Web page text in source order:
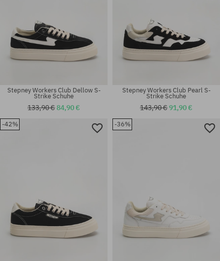
Stepney Workers Club Dellow S-
Strike Schuhe
133,90 €84,90 €
Stepney Workers Club Pearl S-
Strike Schuhe
143,90 €91,90 €
-42% -36%